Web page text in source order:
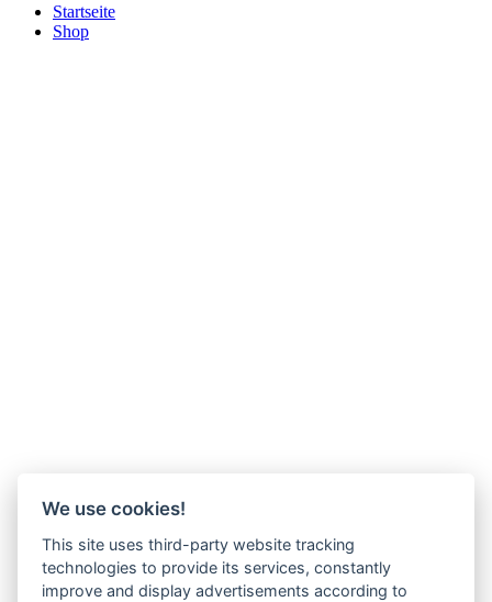
Startseite
Shop
We use cookies!
This site uses third-party website tracking
technologies to provide its services, constantly
improve and display advertisements according to